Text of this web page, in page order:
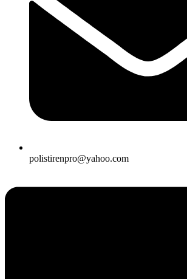
polistirenpro@yahoo.com